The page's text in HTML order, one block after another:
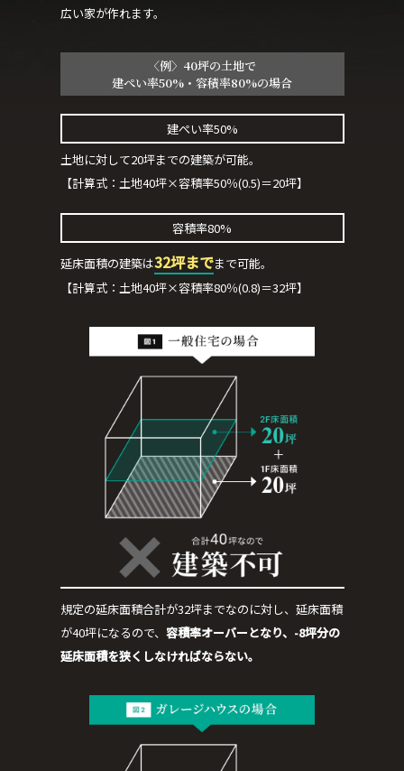
広い家が作れます。
〈例〉 40坪の土地で
建ぺい率50%・容積率80%の場合
建ぺい率50%
土地に対して20坪までの建築が可能。
【計算式：土地40坪×容積率50％(0.5)＝20坪】
容積率80%
延床面積の建築は32坪までまで可能。
【計算式：土地40坪×容積率80％(0.8)＝32坪】
規定の延床面積合計が32坪までなのに対し、延床面積
が40坪になるので、 容積率オーバーとなり、-8坪分の
延床面積を狭くしなければならない。